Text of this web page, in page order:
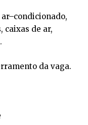
caixas de ar,
da vaga.